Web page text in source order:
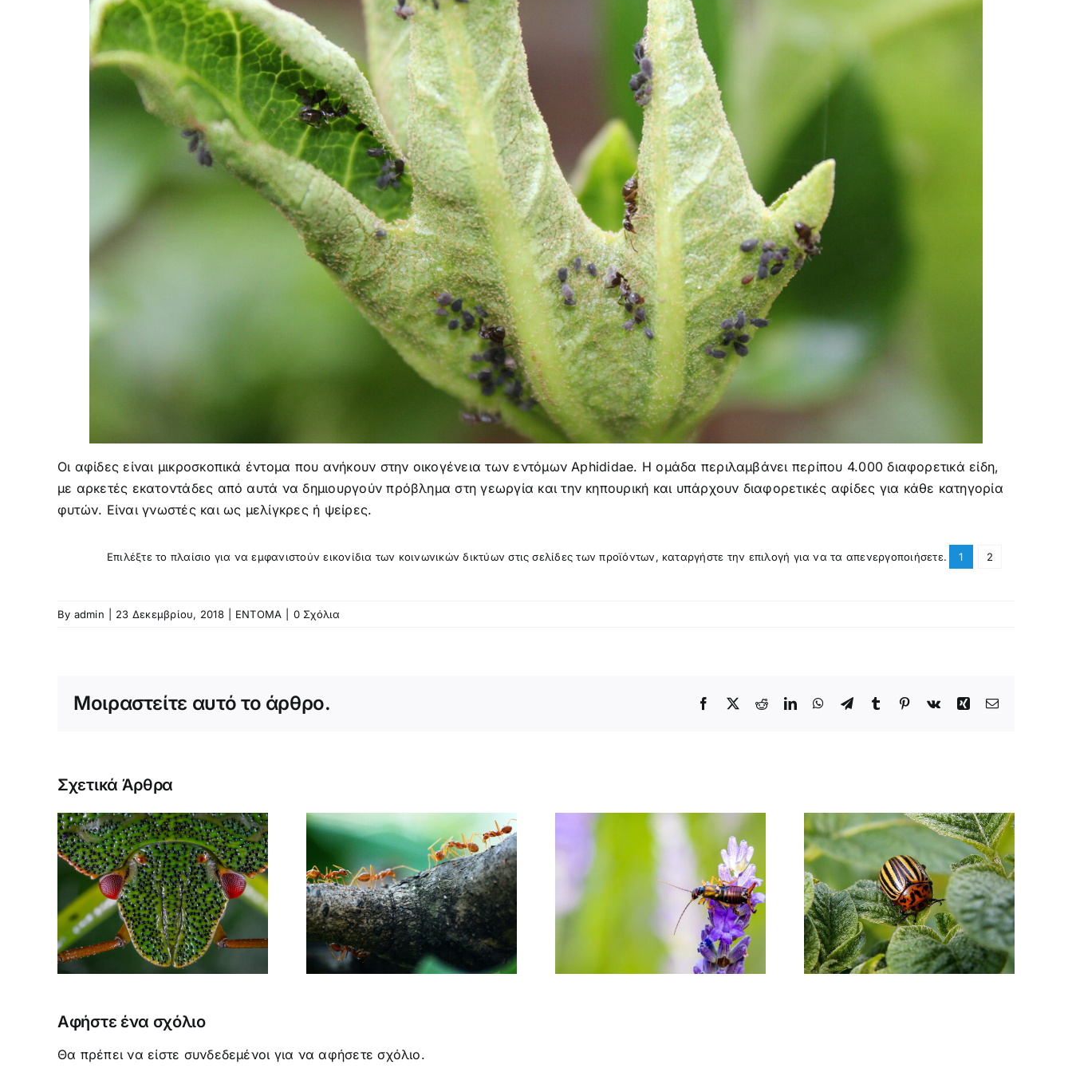
Οι αφίδες είναι μικροσκοπικά έντομα που ανήκουν στην οικογένεια των εντόμων Aphididae. Η ομάδα περιλαμβάνει περίπου 4.000 διαφορετικά είδη,
με αρκετές εκατοντάδες από αυτά να δημιουργούν πρόβλημα στη γεωργία και την κηπουρική και υπάρχουν διαφορετικές αφίδες για κάθε κατηγορία
φυτών. Eίναι γνωστές και ως μελίγκρες ή ψείρες.
Επιλέξτε το πλαίσιο για να εμφανιστούν εικονίδια των κοινωνικών δικτύων στις σελίδες των προϊόντων, καταργήστε την επιλογή για να τα απενεργοποιήσετε. 1 2
By admin 23 Δεκεμβρίου, 2018 ΕΝΤΟΜΑ 0 Σχόλια
Μοιραστείτε αυτό το άρθρο. Facebook
X RedditLinkedInWhatsApp
TelegramTumblr Pinterest
Vk Xing Email
Σχετικά Άρθρα
ΜΥΡΜΗΓΚΙΑ /
ΩΦΕΛΗΜΑ Η
ΕΠΙΒΛΑΒΗ;
ΔΕΡΜΑΤΟΠΤΕΡΑ
(ΨΑΛΙΔΕΣ)
ΕΠΙΒΛΑΒΗ
ΕΝΤΟΜΑ –
ΓΕΝΙΚΕΣ ΟΔΗΓΙΕΣ
ΒΡΟΜΟΥΣΕΣ
Αφήστε ένα σχόλιο
Θα πρέπει να είστε συνδεδεμένοι για να αφήσετε σχόλιο.